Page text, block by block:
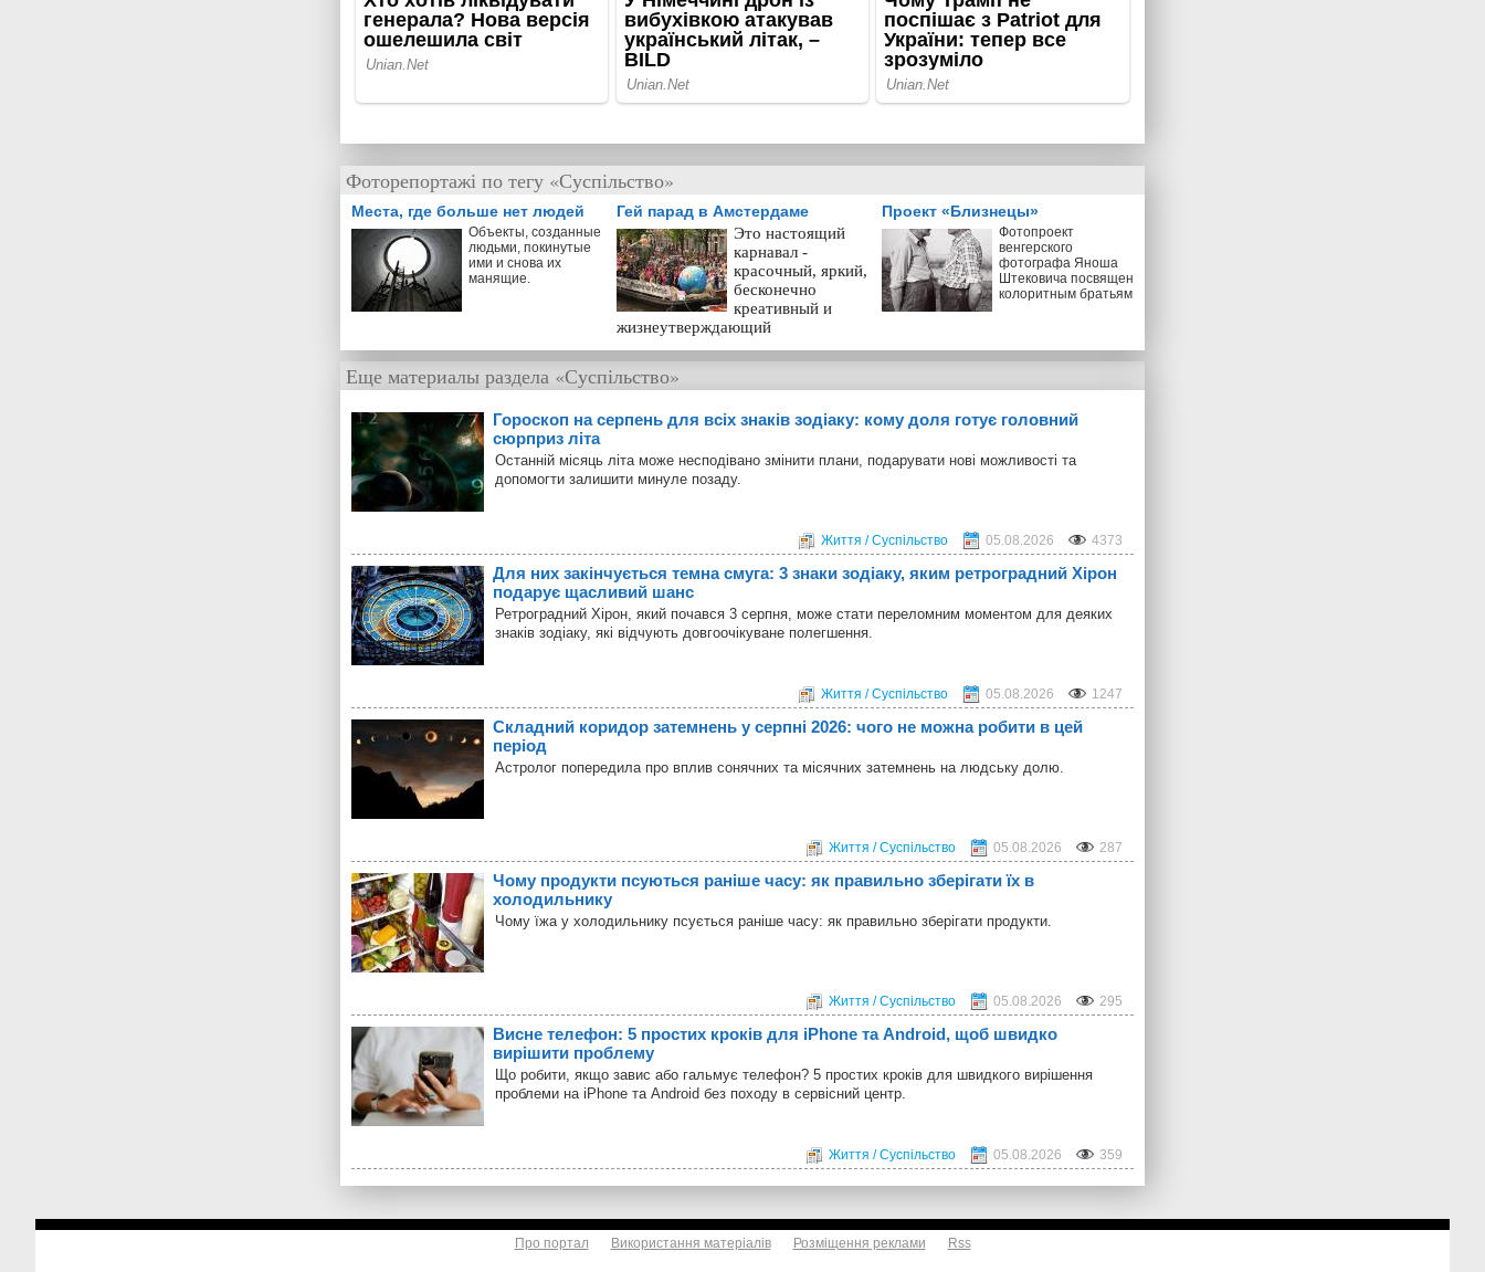
Фоторепортажі по тегу «Суспільство»
Места, где больше нет людей
Объекты, созданные
людьми, покинутые
ими и снова их
манящие.
Гей парад в Амстердаме
Это настоящий
карнавал -
красочный, яркий,
бесконечно
креативный и
жизнеутверждающий
Проект «Близнецы»
Фотопроект
венгерского
фотографа Яноша
Штековича посвящен
колоритным братьям
Еще материалы раздела «Суспільство»
Гороскоп на серпень для всіх знаків зодіаку: кому доля готує головний
сюрприз літа
Останній місяць літа може несподівано змінити плани, подарувати нові можливості та
допомогти залишити минуле позаду.
Життя / Суспільство 05.08.2026 4373
Для них закінчується темна смуга: 3 знаки зодіаку, яким ретроградний Хірон
подарує щасливий шанс
Ретроградний Хірон, який почався 3 серпня, може стати переломним моментом для деяких
знаків зодіаку, які відчують довгоочікуване полегшення.
Життя / Суспільство 05.08.2026 1247
Складний коридор затемнень у серпні 2026: чого не можна робити в цей
період
Астролог попередила про вплив сонячних та місячних затемнень на людську долю.
Життя / Суспільство 05.08.2026 287
Чому продукти псуються раніше часу: як правильно зберігати їх в
холодильнику
Чому їжа у холодильнику псується раніше часу: як правильно зберігати продукти.
Життя / Суспільство 05.08.2026 295
Висне телефон: 5 простих кроків для iPhone та Android, щоб швидко
вирішити проблему
Що робити, якщо завис або гальмує телефон? 5 простих кроків для швидкого вирішення
проблеми на iPhone та Android без походу в сервісний центр.
Життя / Суспільство 05.08.2026 359
Про портал Використання матеріалів Розміщення реклами Rss